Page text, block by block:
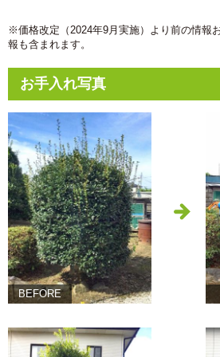
※価格改定（2024年9月実施）より前の情報
報も含まれます。
お手入れ写真
BEFORE